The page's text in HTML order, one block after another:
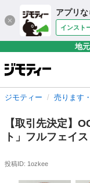
アプリ
インスト
地
ジモティー 売ります
【取引先決定】
ト」フルフェイス
投稿ID: 1ozkee